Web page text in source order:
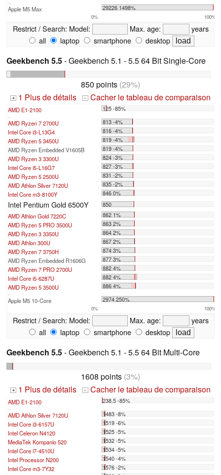
Apple M5 Max 29226 1498%
0% 100%
Restrict / Search: Model: Max. age:
years
all
laptop smartphone desktop
Geekbench 5.5- Geekbench 5.1 - 5.5 64 Bit Single-Core
850 points (29%)
+ 1 Plus de détails - Cacher le tableau de comparaison
AMD E1-2100 125 -85%
...
AMD Ryzen 7 2700U
813 -4%
Intel Core i3-L13G4
816 -4%
AMD Ryzen 5 3450U
819 -4%
AMD Ryzen Embedded V1605B
819 -4%
AMD Ryzen 3 3300U
824 -3%
Intel Core i5-L16G7
827 -3%
AMD Ryzen 5 2500U
831 -2%
AMD Athlon Silver 7120U
835 -2%
Intel Core m3-8100Y
846 0%
Intel Pentium Gold 6500Y
850
AMD Athlon Gold 7220C
862 1%
AMD Ryzen 5 PRO 3500U
863 2%
AMD Ryzen 3 3350U
864 2%
AMD Athlon 300U
867 2%
AMD Ryzen 7 3750H
874 3%
AMD Ryzen Embedded R1606G
877 3%
AMD Ryzen 7 PRO 2700U
882 4%
Intel Core i5-6287U
882 4%
AMD Ryzen 5 3500U
886 4%
...
Apple M5 10-Core 2974 250%
0% 100%
Restrict / Search: Model: Max. age:
years
all
laptop smartphone desktop
Geekbench 5.5- Geekbench 5.1 - 5.5 64 Bit Multi-Core
1608 points (3%)
+ 1 Plus de détails - Cacher le tableau de comparaison
AMD E1-2100 238.5 -85%
...
AMD Athlon Silver 7120U
1483 -8%
Intel Core i3-6157U
1519 -6%
Intel Celeron N4120
1525 -5%
MediaTek Kompanio 520
1532 -5%
Intel Core i7-4510U
1534 -5%
Intel Processor N200
1540 -4%
Intel Core m3-7Y32
1576 -2%